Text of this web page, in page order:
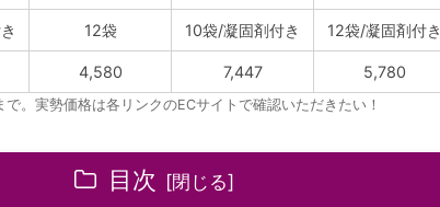
12袋 10袋/凝固剤付き 12袋/凝固剤付き
4,580 7,447 5,780
。実勢価格は各リンクのECサイトで確認いただきたい！
目次